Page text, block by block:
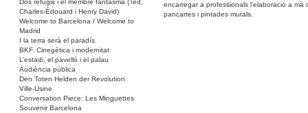
Dos refugis i el membre fantasma (Ted,
Charles-Édouard i Henry David)
Welcome to Barcelona / Welcome to
Madrid
I la terra serà el paradís
BKF. Cinegètica i modernitat
L’estadi, el pavelló i el palau
Audiència pública
Den Toten Helden der Revolution
Ville-Usine
Conversation Piece: Les Minguettes
Souvenir Barcelona
encarregar a professionals l’elaboració a mà
pancartes i pintades murals.